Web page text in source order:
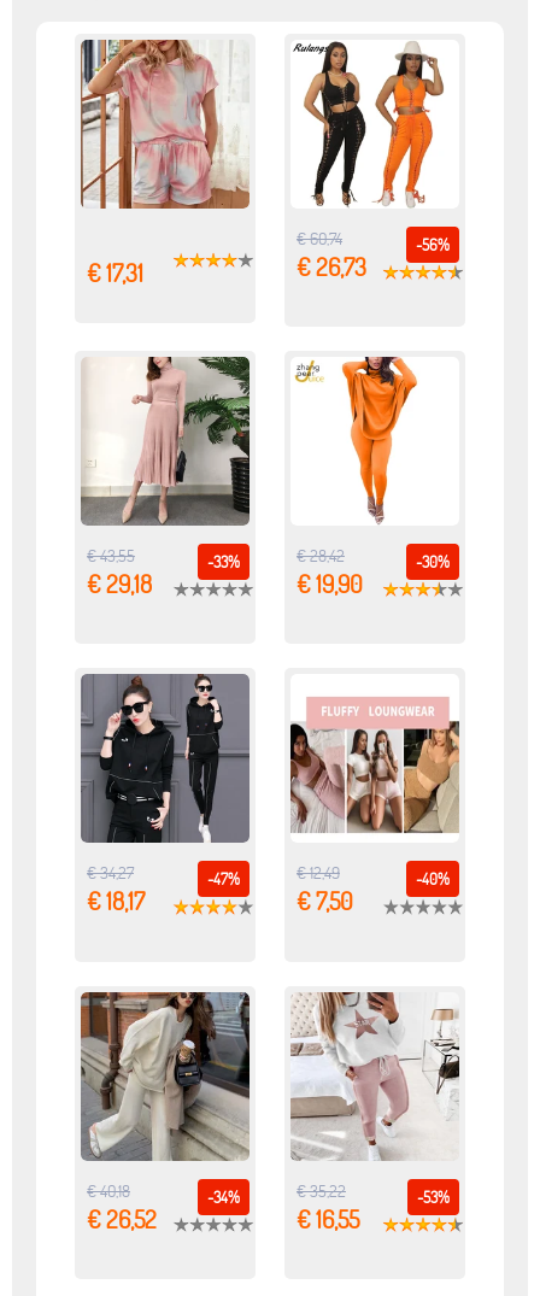
€ 17,31
-56%
€ 60,74
€ 26,73
-33%
€ 43,55
€ 29,18
-30%
€ 28,42
€ 19,90
-47%
€ 34,27
€ 18,17
-40%
€ 12,49
€ 7,50
-34%
€ 40,18
€ 26,52
-53%
€ 35,22
€ 16,55